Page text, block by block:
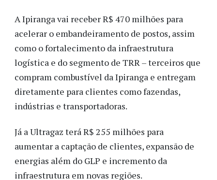
A Ipiranga vai receber R$ 470 milhões para
acelerar o embandeiramento de postos, assim
como o fortalecimento da infraestrutura
logística e do segmento de TRR – terceiros que
compram combustível da Ipiranga e entregam
diretamente para clientes como fazendas,
indústrias e transportadoras.
Já a Ultragaz terá R$ 255 milhões para
aumentar a captação de clientes, expansão de
energias além do GLP e incremento da
infraestrutura em novas regiões.